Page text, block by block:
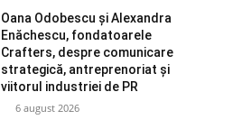
Oana Odobescu și Alexandra
Enăchescu, fondatoarele
Crafters, despre comunicare
strategică, antreprenoriat și
viitorul industriei de PR
6 august 2026